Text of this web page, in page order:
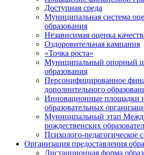
Доступная среда
Муниципальная система
образования
Независимая оценка
Оздоровительная кампания
«Точка роста»
Муниципальный опорный
образования
Персонифицированное
дополнительного
Инновационные площадки
образовательных
Муниципальный этап
рождественских
Психолого-педагогическое
Организация предоставления
Дистанционная форма